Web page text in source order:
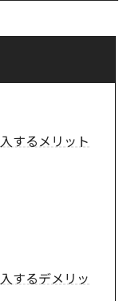
するメリット
するデメリッ